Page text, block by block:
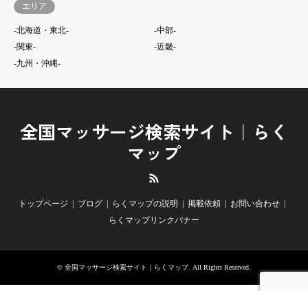
エリア
-北海道・東北-
-中部-
-関東-
-近畿-
-九州・沖縄-
全国マッサージ検索サイト｜らく
マップ
トップページ ブログ らくマップの説明 掲載依頼
お問い合わせ
らくマップリンクバナー
© 全国マッサージ検索サイト｜らくマップ. All Rights Reserved.